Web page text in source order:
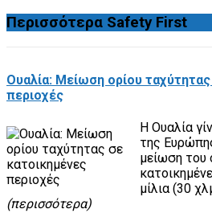
Περισσότερα Safety First
Ουαλία: Μείωση ορίου
περιοχές
Η Ουαλία
της
μείωση του
μίλια (30
(περισσότερα)